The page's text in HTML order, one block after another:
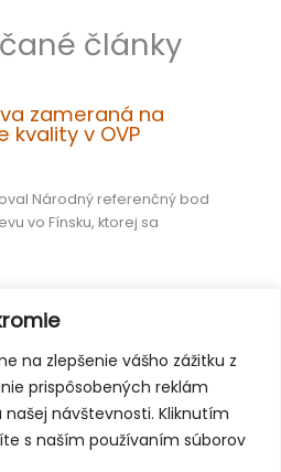
na zlepšenie vášho zážitku z
prispôsobených reklám
návštevnosti. Kliknutím
s naším používaním súborov
články
zameraná na
kvality v OVP
Národný referenčný bod
vo Fínsku, ktorej sa
odborných zručností
momenty
týždňa odborných zručností,
komisiou a rakúskym